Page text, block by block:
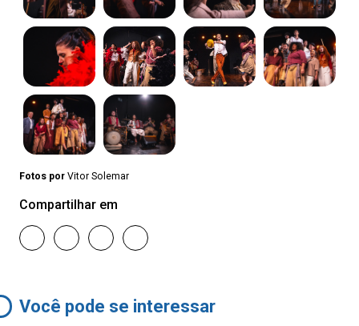
Fotos por Vitor Solemar
Compartilhar em
Você pode se interessar